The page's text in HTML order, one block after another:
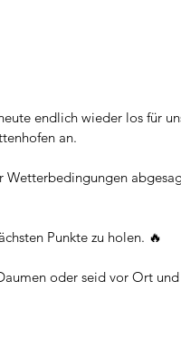
endlich wieder los für
an.
Punkte zu holen. 🔥
oder seid vor Ort